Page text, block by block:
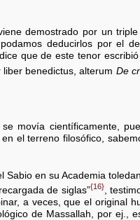
demostrado por un
deducirlos por el
que de este tenor
benedictus, alterum De
movía científicamente,
el terreno filosófico,
Sabio en su Academia
de siglas”{16},
a veces, que el original
de Massallah, por ej.,